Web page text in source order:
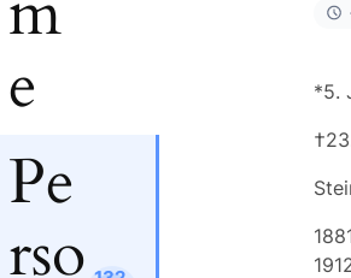
e
Pe
rso
*5.